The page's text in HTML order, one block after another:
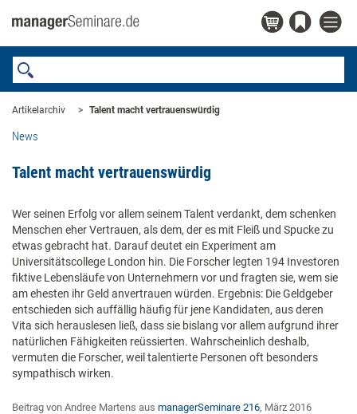
Artikelarchiv Talent macht vertrauenswürdig
News
Talent macht vertrauenswürdig
Wer seinen Erfolg vor allem seinem Talent verdankt, dem schenken
Menschen eher Vertrauen, als dem, der es mit Fleiß und Spucke zu
etwas gebracht hat. Darauf deutet ein Experiment am
Universitätscollege London hin. Die Forscher legten 194 Investoren
fiktive Lebensläufe von Unternehmern vor und fragten sie, wem sie
am ehesten ihr Geld anvertrauen würden. Ergebnis: Die Geldgeber
entschieden sich auffällig häufig für jene Kandidaten, aus deren
Vita sich herauslesen ließ, dass sie bislang vor allem aufgrund ihrer
natürlichen Fähigkeiten reüssierten. Wahrscheinlich deshalb,
vermuten die Forscher, weil talentierte Personen oft besonders
sympathisch wirken.
Beitrag von Andree Martens aus managerSeminare 216, März 2016